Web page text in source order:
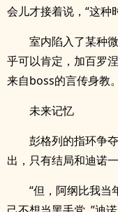
会儿才接着说，“这
室内陷入了某种
乎可以肯定，加百罗
来自boss的言传身教。
未来记忆
彭格列的指环争
出，只有结局和迪诺
“但，阿纲比我当